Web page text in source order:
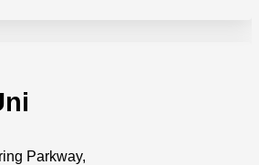
Parkway,